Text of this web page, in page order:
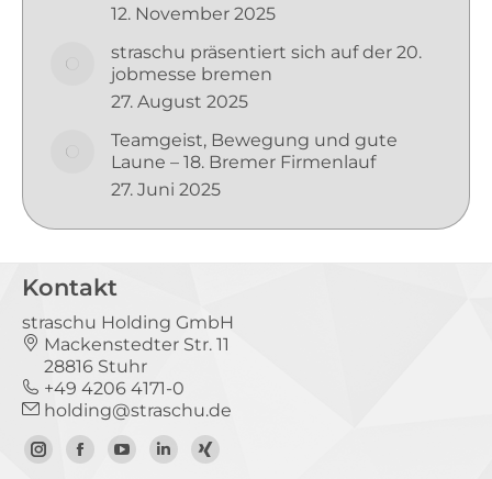
12. November 2025
straschu präsentiert sich auf der 20.
jobmesse bremen
27. August 2025
Teamgeist, Bewegung und gute
Laune – 18. Bremer Firmenlauf
27. Juni 2025
Kontakt
straschu Holding GmbH
Mackenstedter Str. 11
28816 Stuhr
+49 4206 4171-0
holding@straschu.de
ZumZur
ZumZumZum